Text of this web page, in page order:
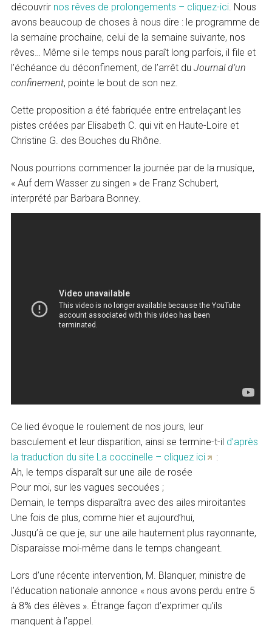
découvrir nos rêves de prolongements – cliquez-ici . Nous
avons beaucoup de choses à nous dire : le programme de
la semaine prochaine, celui de la semaine suivante, nos
rêves… Même si le temps nous paraît long parfois, il file et
l’échéance du déconfinement, de l’arrêt duJournal d’un
confinement, pointe le bout de son nez.
Cette proposition a été fabriquée entre entrelaçant les
pistes créées par Elisabeth C. qui vit en Haute-Loire et
Christine G. des Bouches du Rhône.
Nous pourrions commencer la journée par de la musique,
« Auf dem Wasser zu singen » de Franz Schubert,
interprété par Barbara Bonney.
Ce lied évoque le roulement de nos jours, leur
basculement et leur disparition, ainsi se termine-t-il d’après
la traduction du site La coccinelle – cliquez ici
:
Ah, le temps disparaît sur une aile de rosée
Pour moi, sur les vagues secouées ;
Demain, le temps disparaîtra avec des ailes miroitantes
Une fois de plus, comme hier et aujourd’hui,
Jusqu’à ce que je, sur une aile hautement plus rayonnante,
Disparaisse moi-même dans le temps changeant.
Lors d’une récente intervention, M. Blanquer, ministre de
l’éducation nationale annonce « nous avons perdu entre 5
à 8% des élèves ». Étrange façon d’exprimer qu’ils
manquent à l’appel.